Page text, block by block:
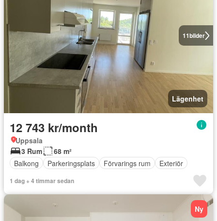
11bilder
Lägenhet
12 743 kr/month
Uppsala
3 Rum
68 m²
Balkong
Parkeringsplats Förvarings rum Exteriör
1 dag + 4 timmar sedan
Ny